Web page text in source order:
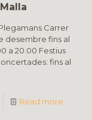
Carrer
desembre fins al
a 20.00 Festius
fins al
Read more